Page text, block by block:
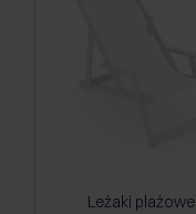
Leżaki plażowe